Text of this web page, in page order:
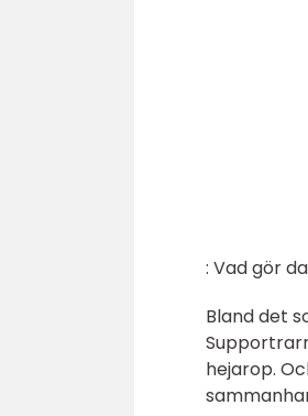
: Vad gör
Bland det
hejarop.